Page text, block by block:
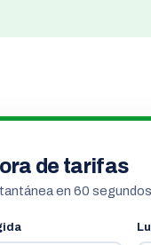
de tarifas
en 60